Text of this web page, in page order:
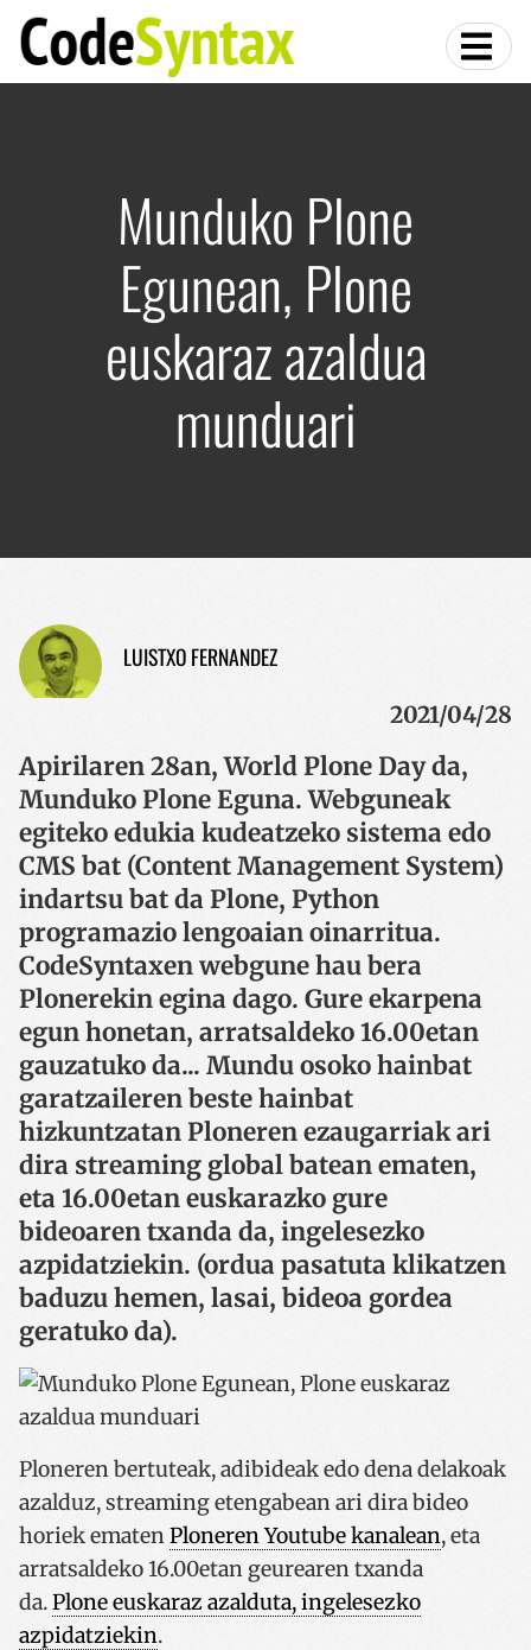
Munduko Plone
Egunean, Plone
euskaraz azaldua
munduari
LUISTXO FERNANDEZ
2021/04/28
Apirilaren 28an, World Plone Day da,
Munduko Plone Eguna. Webguneak
egiteko edukia kudeatzeko sistema edo
CMS bat (Content Management System)
indartsu bat da Plone, Python
programazio lengoaian oinarritua.
CodeSyntaxen webgune hau bera
Plonerekin egina dago. Gure ekarpena
egun honetan, arratsaldeko 16.00etan
gauzatuko da... Mundu osoko hainbat
garatzaileren beste hainbat
hizkuntzatan Ploneren ezaugarriak ari
dira streaming global batean ematen,
eta 16.00etan euskarazko gure
bideoaren txanda da, ingelesezko
azpidatziekin. (ordua pasatuta klikatzen
baduzu hemen, lasai, bideoa gordea
geratuko da).
Ploneren bertuteak, adibideak edo dena delakoak
azalduz, streaming etengabean ari dira bideo
horiek ematenPloneren Youtube kanalean, eta
arratsaldeko 16.00etan geurearen txanda
da.Plone euskaraz azalduta, ingelesezko
azpidatziekin.